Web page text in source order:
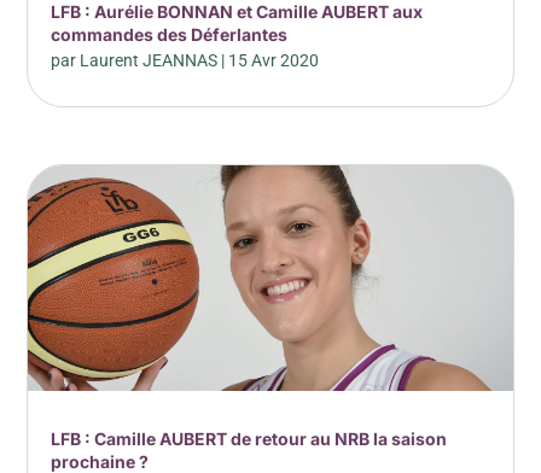
LFB : Aurélie BONNAN et Camille AUBERT aux
commandes des Déferlantes
par Laurent JEANNAS | 15 Avr 2020
LFB : Camille AUBERT de retour au NRB la saison
prochaine ?